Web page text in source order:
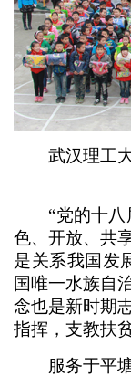
武汉理工大
“党的十八
色、开放、共
是关系我国发
国唯一水族自
念也是新时期
指挥，支教扶
服务于平塘